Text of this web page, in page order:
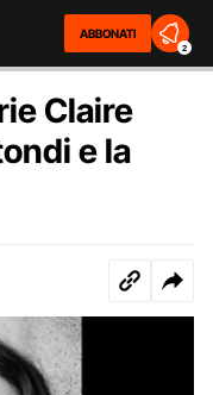
ABBONATI
2
Claire
e la